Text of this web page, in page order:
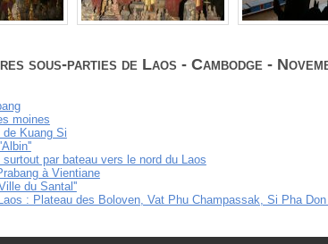
sous-parties de Laos - Cambodge -
moines
de Kuang Si
surtout par bateau vers le nord du Laos
à Vientiane
du Santal''
: Plateau des Boloven, Vat Phu Champassak, Si Pha